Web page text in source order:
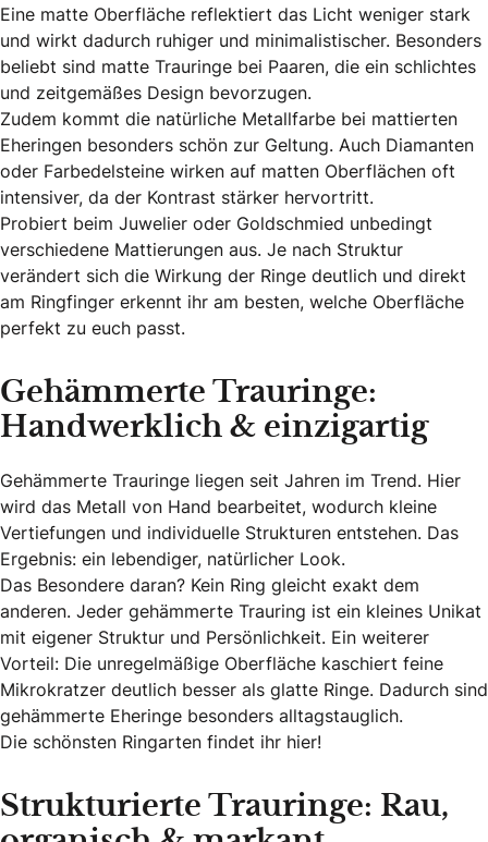
Eine matte Oberfläche reflektiert das Licht weniger stark
und wirkt dadurch ruhiger und minimalistischer. Besonders
beliebt sind matte Trauringe bei Paaren, die ein schlichtes
und zeitgemäßes Design bevorzugen.
Zudem kommt die natürliche Metallfarbe bei mattierten
Eheringen besonders schön zur Geltung. Auch Diamanten
oder Farbedelsteine wirken auf matten Oberflächen oft
intensiver, da der Kontrast stärker hervortritt.
Probiert beim Juwelier oder Goldschmied unbedingt
verschiedene Mattierungen aus. Je nach Struktur
verändert sich die Wirkung der Ringe deutlich und direkt
am Ringfinger erkennt ihr am besten, welche Oberfläche
perfekt zu euch passt.
Gehämmerte Trauringe:
Handwerklich & einzigartig
Gehämmerte Trauringe liegen seit Jahren im Trend. Hier
wird das Metall von Hand bearbeitet, wodurch kleine
Vertiefungen und individuelle Strukturen entstehen. Das
Ergebnis: ein lebendiger, natürlicher Look.
Das Besondere daran? Kein Ring gleicht exakt dem
anderen. Jeder gehämmerte Trauring ist ein kleines Unikat
mit eigener Struktur und Persönlichkeit. Ein weiterer
Vorteil: Die unregelmäßige Oberfläche kaschiert feine
Mikrokratzer deutlich besser als glatte Ringe. Dadurch sind
gehämmerte Eheringe besonders alltagstauglich.
Die schönsten Ringarten findet ihr hier!
Strukturierte Trauringe: Rau,